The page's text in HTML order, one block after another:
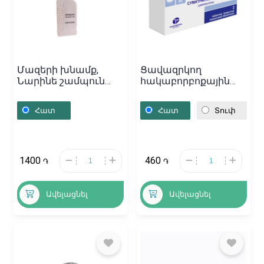
Մազերի խնամք,
Նարինե շամպուն
համար 200մլ,
Հայաստան
Հատ
1400 ֏
Ավելացնել
Ցավազրկող
հակաբորբոքային
Դեղահաբեր
«Суматриптин» 50մգ,
Հատ Տուփ
460 ֏
Ավելացնել